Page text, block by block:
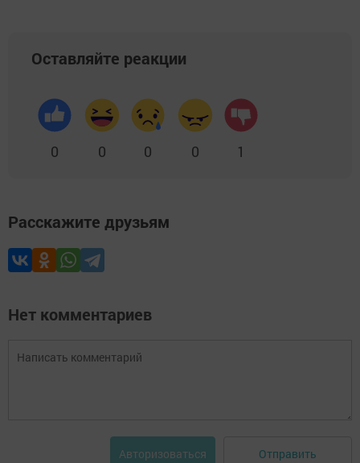
Оставляйте реакции
0 0 0 0 1
Расскажите друзьям
Нет комментариев
Авторизоваться Отправить